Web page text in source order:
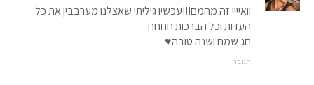
וואיייי זה מהמם!!!עכשיו גיליתי שאצלנו מערבבין את כל
העדות וכל הברכות חחחח
חג שמח ושנה טובה⁦♥️⁩
תגובה